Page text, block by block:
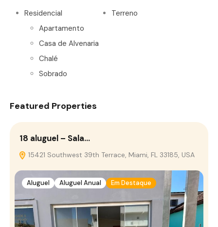
Residencial
Apartamento
Casa de Alvenaria
Chalé
Sobrado
Terreno
Featured Properties
18 aluguel – Sala…
15421 Southwest 39th Terrace, Miami, FL 33185, USA
Aluguel Aluguel Anual Em Destaque